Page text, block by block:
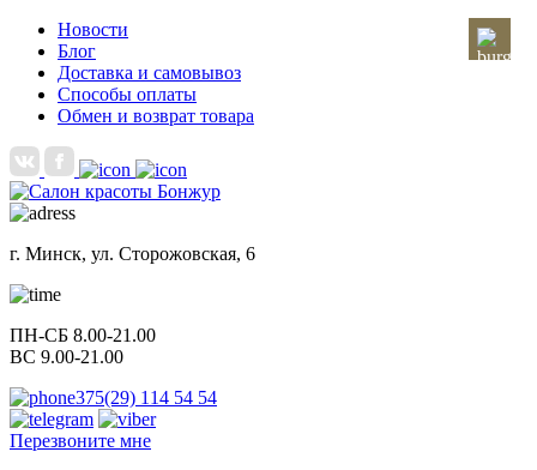
Новости
Блог
Доставка и самовывоз
Способы оплаты
Обмен и возврат товара
г. Минск, ул. Сторожовская, 6
ПН-СБ 8.00-21.00
ВС 9.00-21.00
375(29) 114 54 54
Перезвоните мне